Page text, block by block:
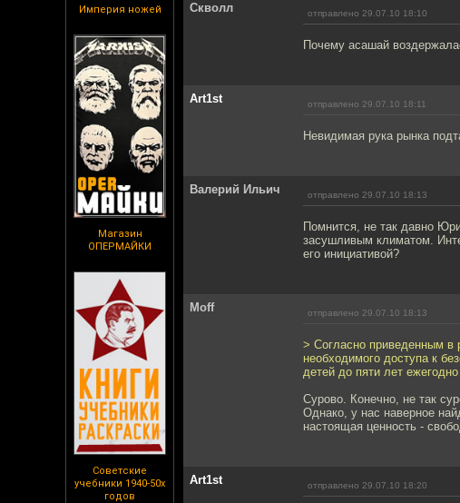
Империя ножей
Магазин
ОПЕРМАЙКИ
Советские
учебники 1940-50х
годов
Скволл отправлено 29.07.10 18:10
Почему асашай
Art1st отправлено 29.07.10 18:11
Невидимая рука рынка
Валерий Ильич отправлено 29.07.10 18:13
Помнится, не так давно
засушливым климатом.
его инициативой?
Moff отправлено 29.07.10 18:13
> Согласно приведенным
необходимого доступа к
детей до пяти лет
Сурово. Конечно, не так
Однако, у нас наверное
настоящая ценность -
Art1st отправлено 29.07.10 18:20